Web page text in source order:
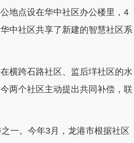
地点设在华中社区办公楼里，4
中社区共享了新建的智慧社区系
横跨石路社区、监后垟社区的水
两个社区主动提出共同补偿，联
一。今年3月，龙港市根据社区